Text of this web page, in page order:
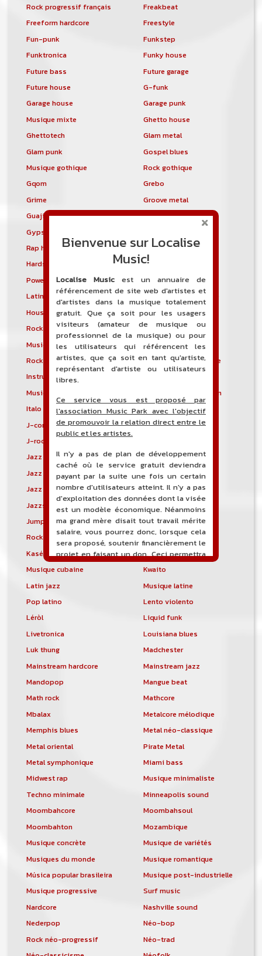
Rock progressif français
Freakbeat
Freeform hardcore
Freestyle
Fun-punk
Funkstep
Funktronica
Funky house
Future bass
Future garage
Future house
G-funk
Garage house
Garage punk
Musique mixte
Ghetto house
Ghettotech
Glam metal
Glam punk
Gospel blues
Musique gothique
Rock gothique
Gqom
Grebo
Grime
Groove metal
Guajira
Guaracha
Gypsy punk
Rap hardcore
Industrial hardcore
Hardstep
Hardstyle
Power noise
Heavenly voices
Latin metal
Musique hindoustanie
House progressive
Tropical house
Rock indépendant
Indietronica
Musique industrielle
Metal industriel
Rock industriel
Musique instrumentale
Instrumental
Musique irlandaise
Rock progressif italien
Italo Disco
Italo house
J-core
J-pop
J-rock
Jazz blues
Jazz modal
Jazz Nouvelle-Orléans
Jazz punk
Jazz vocal
Jazz-funk
Jazzstep
Jersey club
Jump blues
Jump-up
Rock canadien
Kansas City blues
Kasékò
Kizomba
Musique cubaine
Kwaito
Latin jazz
Musique latine
Pop latino
Lento violento
Léròl
Liquid funk
Livetronica
Louisiana blues
Luk thung
Madchester
Mainstream hardcore
Mainstream jazz
Mandopop
Mangue beat
Math rock
Mathcore
Mbalax
Metalcore mélodique
Memphis blues
Metal néo-classique
Metal oriental
Pirate Metal
Metal symphonique
Miami bass
Midwest rap
Musique minimaliste
Techno minimale
Minneapolis sound
Moombahcore
Moombahsoul
Moombahton
Mozambique
Musique concrète
Musique de variétés
Musiques du monde
Musique romantique
Música popular brasileira
Musique post-industrielle
Musique progressive
Surf music
Nardcore
Nashville sound
Nederpop
Néo-bop
Rock néo-progressif
Néo-trad
Bienvenue sur Localise
Music!
Localise Music est un annuaire de
référencement de site web d'artistes et
d'artistes dans la musique totalement
gratuit. Que ça soit pour les usagers
visiteurs (amateur de musique ou
professionnel de la musique) ou pour
les utilisateurs qui référencent les
artistes, que ça soit en tant qu'artiste,
représentant d'artiste ou utilisateurs
libres.
Ce service vous est proposé par
l'association Music Park avec l'objectif
de promouvoir la relation direct entre le
public et les artistes.
Il n'y a pas de plan de développement
caché où le service gratuit deviendra
payant par la suite une fois un certain
nombre d'utilisateurs atteint. Il n'y a pas
d'exploitation des données dont la visée
est un modèle économique. Néanmoins
ma grand mère disait tout travail mérite
salaire, vous pourrez donc, lorsque cela
sera proposé, soutenir financièrement le
projet en faisant un don. Ceci permettra
de financer l'hébergement, le nom de
de développement du site, et peut-être
une campagne de communication. Il va
comptabilité sera totalement publique
visible directement sur le site.
Un nouveau service de petites annonces
pour musicien vous est proposé sur le
site. Ce service permet, lorsque vous
êtes musiciens ou un groupe, un
orchestre, DJ, etc... de chercher un/des